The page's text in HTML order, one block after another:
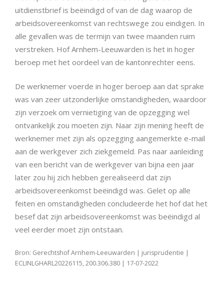
uitdienstbrief is beëindigd of van de dag waarop de
arbeidsovereenkomst van rechtswege zou eindigen. In
alle gevallen was de termijn van twee maanden ruim
verstreken. Hof Arnhem-Leeuwarden is het in hoger
beroep met het oordeel van de kantonrechter eens.
De werknemer voerde in hoger beroep aan dat sprake
was van zeer uitzonderlijke omstandigheden, waardoor
zijn verzoek om vernietiging van de opzegging wel
ontvankelijk zou moeten zijn. Naar zijn mening heeft de
werknemer met zijn als opzegging aangemerkte e-mail
aan de werkgever zich ziekgemeld. Pas naar aanleiding
van een bericht van de werkgever van bijna een jaar
later zou hij zich hebben gerealiseerd dat zijn
arbeidsovereenkomst beëindigd was. Gelet op alle
feiten en omstandigheden concludeerde het hof dat het
besef dat zijn arbeidsovereenkomst was beëindigd al
veel eerder moet zijn ontstaan.
Bron: Gerechtshof Arnhem-Leeuwarden | jurisprudentie |
ECLINLGHARL20226115, 200.306.380 | 17-07-2022